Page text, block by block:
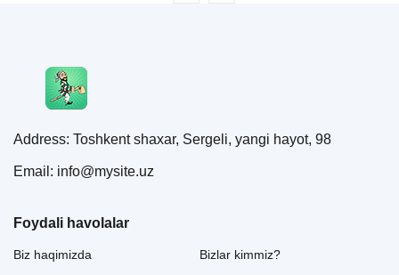
Address: Toshkent shaxar, Sergeli, yangi hayot, 98
Email: info@mysite.uz
Foydali havolalar
Biz haqimizda
Bizlar kimmiz?